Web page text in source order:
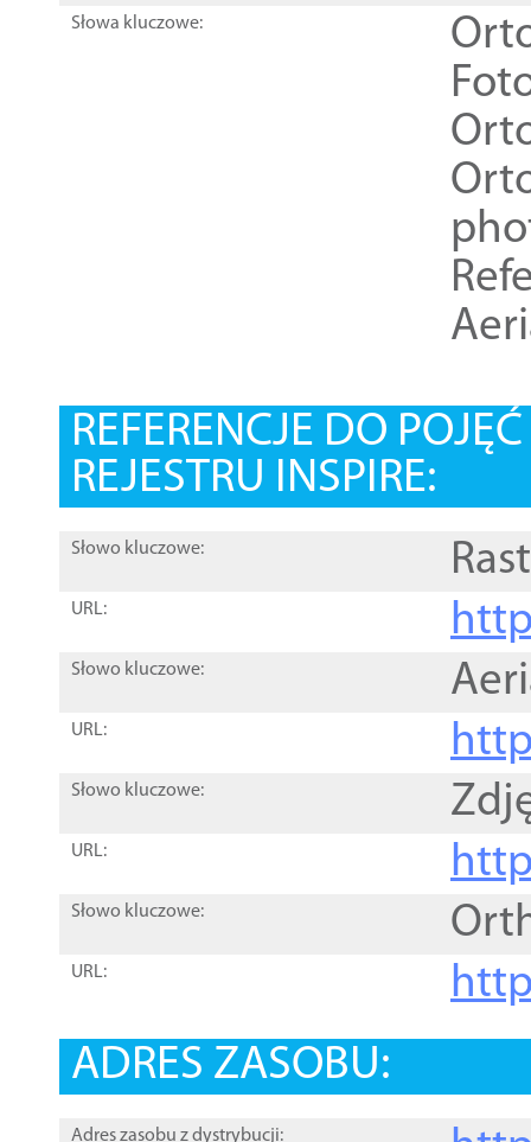
Słowa kluczowe:
REFERENCJE DO
REJESTRU INSPIRE:
Słowo kluczowe:
URL:
Słowo kluczowe:
URL:
Słowo kluczowe:
URL:
Słowo kluczowe:
URL:
ADRES ZASOBU:
Adres zasobu z dystrybucji: